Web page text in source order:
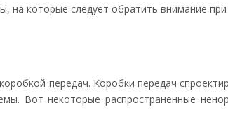
которые следует обратить внимание
передач. Коробки передач
Вот некоторые распространенные